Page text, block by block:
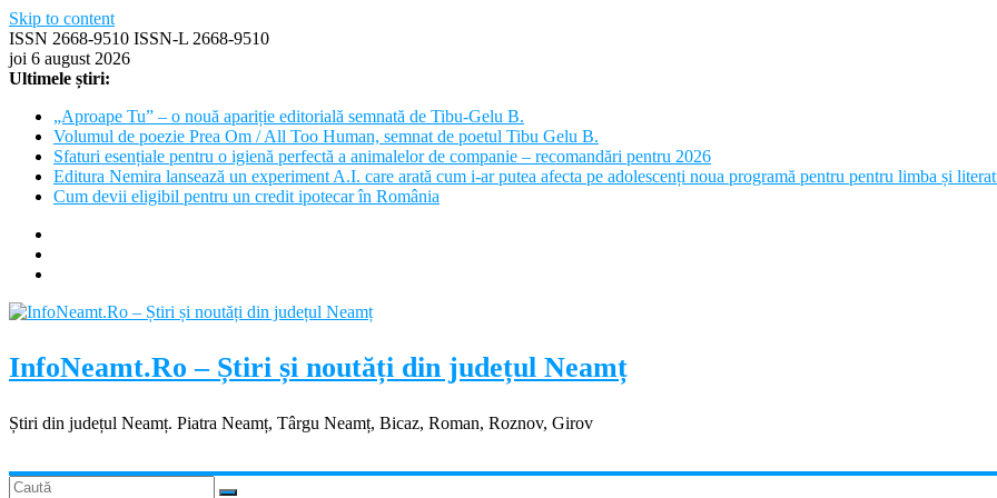
Skip to content
ISSN 2668-9510 ISSN-L 2668-9510
joi 6 august 2026
Ultimele știri:
„Aproape Tu” – o nouă apariție editorială semnată de Tibu-Gelu B.
Volumul de poezie Prea Om / All Too Human, semnat de poetul Tibu Gelu B.
Sfaturi esențiale pentru o igienă perfectă a animalelor de companie – recomandări pentru 2026
Editura Nemira lansează un experiment A.I. care arată cum i-ar putea afecta pe adolescenți noua programă pentru pentru limba și
Cum devii eligibil pentru un credit ipotecar în România
InfoNeamt.Ro – Știri și noutăți din județul Neamț
Știri din județul Neamț. Piatra Neamț, Târgu Neamț, Bicaz, Roman, Roznov, Girov